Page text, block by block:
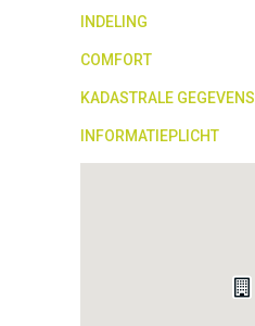
INDELING
COMFORT
KADASTRALE GEGEVENS
INFORMATIEPLICHT